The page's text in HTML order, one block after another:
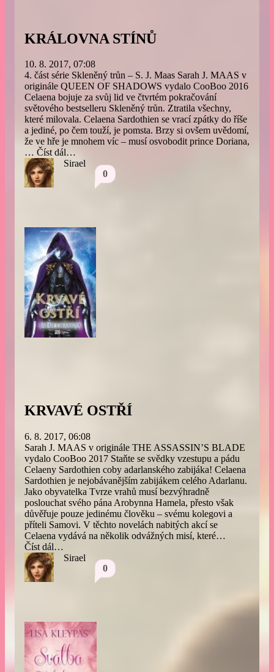
KRÁLOVNA STÍNŮ
10. 8. 2017, 07:08
4. část série Skleněný trůn – S. J. Maas Sarah J. MAAS v
originále QUEEN OF SHADOWS vydalo CooBoo 2016
Celaena bojuje za svůj lid ve čtvrtém pokračování
světového bestselleru Skleněný trůn. Ztratila všechny,
které milovala. Celaena Sardothien se vrací zpátky do říše
a jediné, po čem touží, je pomsta. Brzy si ovšem uvědomí,
že ve hře je mnohem víc – musí osvobodit prince Doriana,
… Číst dál…
Sirael
0
KRVAVÉ OSTŘÍ
6. 8. 2017, 06:08
Sarah J. MAAS v originále THE ASSASSIN’S BLADE
vydalo CooBoo 2017 Staňte se svědky vzestupu a pádu
Celaeny Sardothien coby adarlanského zabijáka! Celaena
Sardothien je nejobávanějším zabijákem celého Adarlanu.
Jako obyvatelka Tvrze vrahů musí bezvýhradně
poslouchat svého pána Arobynna Hamela, přesto však
důvěřuje pouze jedinému člověku – svému kolegovi a
příteli Samovi. V těchto novelách nabitých akcí se
Celaena vydává na několik odvážných misí, které…
Číst dál…
Sirael
0